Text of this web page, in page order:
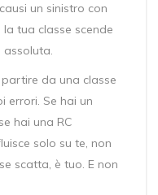
un sinistro con
tua classe scende
assoluta.
da una classe
errori. Se hai un
hai una RC
solo su te, non
scatta, è tuo. E non